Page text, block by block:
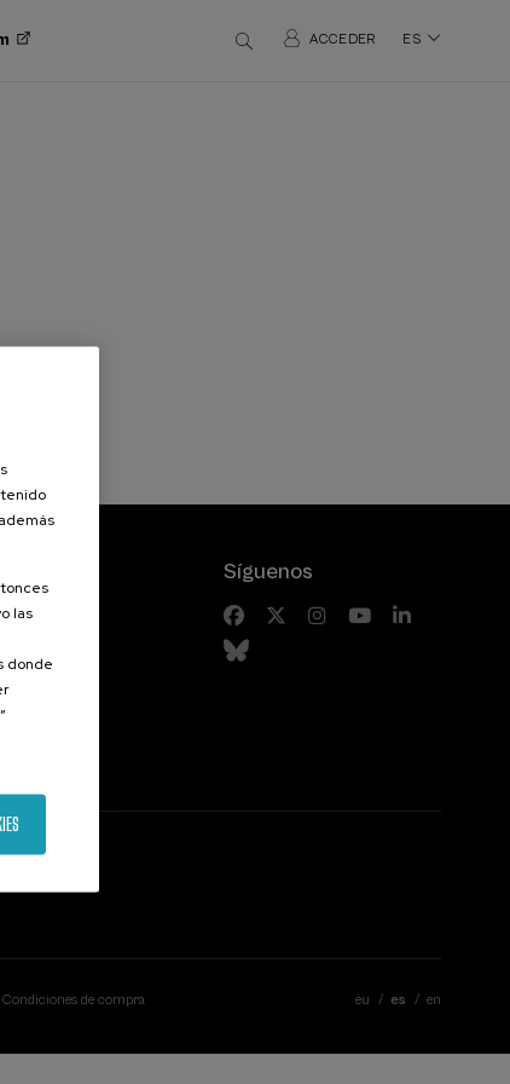
ACCEDER ES
Síguenos
Condiciones de compra eu es en
las
donde